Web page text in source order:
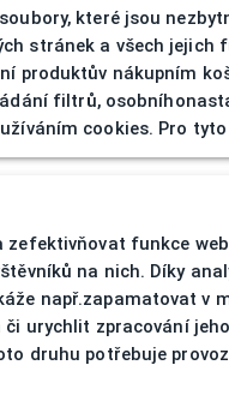
|
které jsou
stránek a všech jejich
produktův nákupním
filtrů,
cookies. Pro
zefektivňovat funkce
na nich. Díky
např.zapamatovat v
či urychlit zpracování
druhu potřebuje